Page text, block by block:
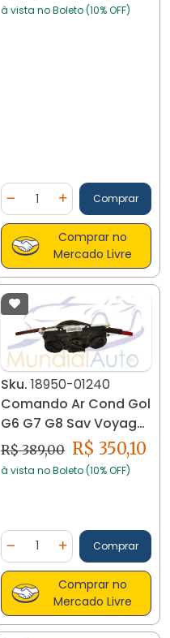
à vista no Boleto (10% OFF)
Diminuir Quantidade
Quantidade
AdicionarComprar
Comprar no
Mercado Livre
Sku. 18950-01240
Comando Ar Cond Gol
G6 G7 G8 Sav Voyage
5u1820045a A 18950
R$ 389,00 R$ 350,10
à vista no Boleto (10% OFF)
Diminuir Quantidade
Quantidade
AdicionarComprar
Comprar no
Mercado Livre